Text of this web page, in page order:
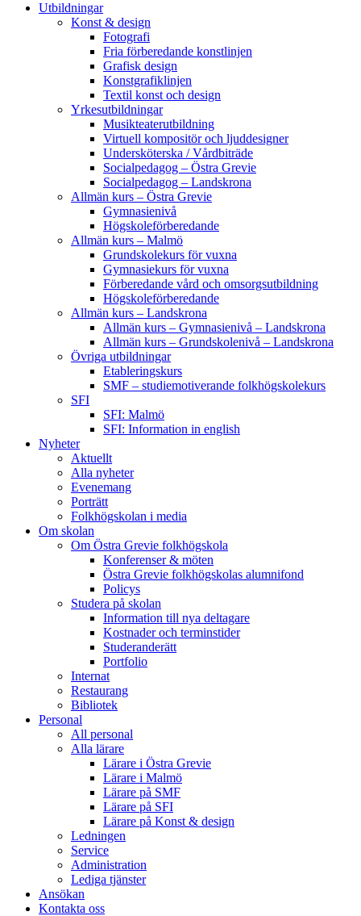
Utbildningar
Konst & design
Fotografi
Fria förberedande konstlinjen
Grafisk design
Konstgrafiklinjen
Textil konst och design
Yrkesutbildningar
Musikteaterutbildning
Virtuell kompositör och ljuddesigner
Undersköterska / Vårdbiträde
Socialpedagog – Östra Grevie
Socialpedagog – Landskrona
Allmän kurs – Östra Grevie
Gymnasienivå
Högskoleförberedande
Allmän kurs – Malmö
Grundskolekurs för vuxna
Gymnasiekurs för vuxna
Förberedande vård och omsorgsutbildning
Högskoleförberedande
Allmän kurs – Landskrona
Allmän kurs – Gymnasienivå – Landskrona
Allmän kurs – Grundskolenivå – Landskrona
Övriga utbildningar
Etableringskurs
SMF – studiemotiverande folkhögskolekurs
SFI
SFI: Malmö
SFI: Information in english
Nyheter
Aktuellt
Alla nyheter
Evenemang
Porträtt
Folkhögskolan i media
Om skolan
Om Östra Grevie folkhögskola
Konferenser & möten
Östra Grevie folkhögskolas alumnifond
Policys
Studera på skolan
Information till nya deltagare
Kostnader och terminstider
Studeranderätt
Portfolio
Internat
Restaurang
Bibliotek
Personal
All personal
Alla lärare
Lärare i Östra Grevie
Lärare i Malmö
Lärare på SMF
Lärare på SFI
Lärare på Konst & design
Ledningen
Service
Administration
Lediga tjänster
Ansökan
Kontakta oss